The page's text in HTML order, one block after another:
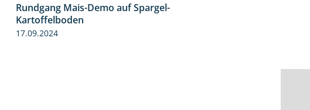
9:53
Rundgang Mais-Demo auf Spargel-
Kartoffelboden
17.09.2024